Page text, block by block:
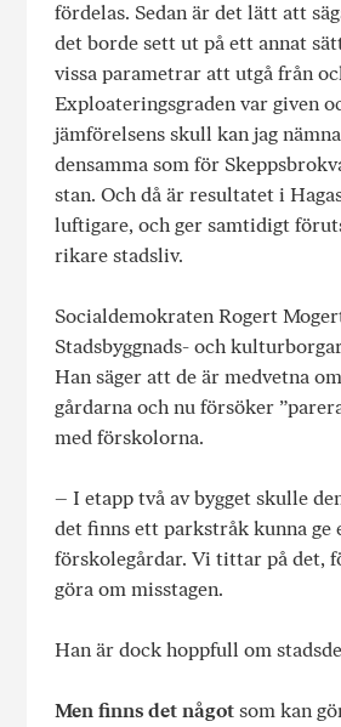
fördelas. Sedan är det lätt att
det borde sett ut på ett annat
vissa parametrar att utgå från
Exploateringsgraden var given
jämförelsens skull kan jag
densamma som för
stan. Och då är resultatet i
luftigare, och ger samtidigt
rikare stadsliv.
Socialdemokraten Rogert
Stadsbyggnads- och
Han säger att de är medvetna
gårdarna och nu försöker
med förskolorna.
– I etapp två av bygget skulle
det finns ett parkstråk kunna ge
förskolegårdar. Vi tittar på det,
göra om misstagen.
Han är dock hoppfull om
Men finns det något som kan